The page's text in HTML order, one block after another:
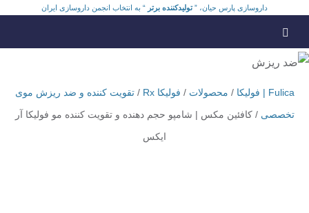
داروسازی پارس حیان، ”تولیدکننده برتر “ به انتخاب انجمن داروسازی ایران
Fulica | فولیکا / محصولات / فولیکا Rx /تقویت کننده و ضد ریزش موی
تخصصی /کافئین مکس | شامپو حجم دهنده و تقویت کننده مو فولیکا آر
ایکس